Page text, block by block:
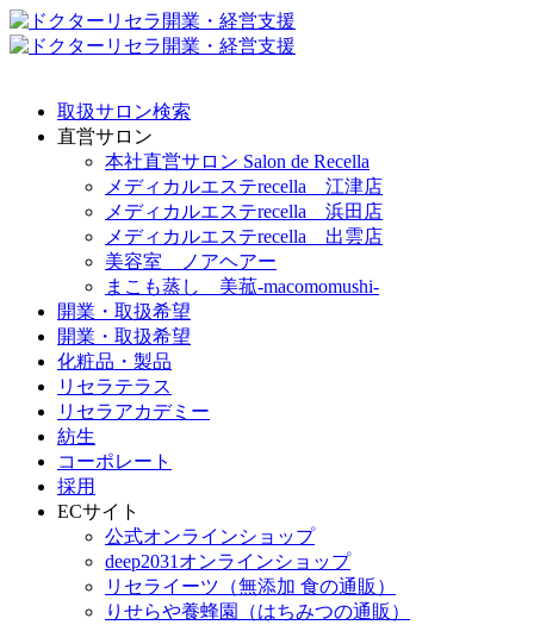
取扱サロン検索
直営サロン
本社直営サロン Salon de Recella
メディカルエステrecella 江津店
メディカルエステrecella 浜田店
メディカルエステrecella 出雲店
美容室 ノアヘアー
まこも蒸し 美菰-macomomushi-
開業・取扱希望
開業・取扱希望
化粧品・製品
リセラテラス
リセラアカデミー
紡生
コーポレート
採用
ECサイト
公式オンラインショップ
deep2031オンラインショップ
リセライーツ （無添加 食の通販）
りせらや養蜂園
（はちみつの通販）